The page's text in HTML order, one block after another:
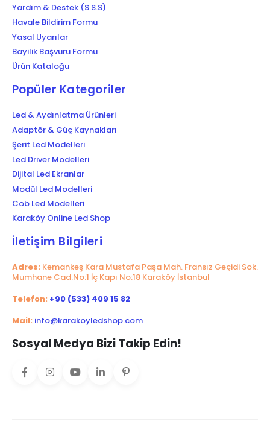
Yardım & Destek (S.S.S)
Havale Bildirim Formu
Yasal Uyarılar
Bayilik Başvuru Formu
Ürün Kataloğu
Popüler Kategoriler
Led & Aydınlatma Ürünleri
Adaptör & Güç Kaynakları
Şerit Led Modelleri
Led Driver Modelleri
Dijital Led Ekranlar
Modül Led Modelleri
Cob Led Modelleri
Karaköy Online Led Shop
İletişim Bilgileri
Adres: Kemankeş Kara Mustafa Paşa Mah. Fransız Geçidi Sok.
Mumhane Cad.No:1 İç Kapı No:18 Karaköy İstanbul
Telefon: +90 (533) 409 15 82
Mail: info@karakoyledshop.com
Sosyal Medya Bizi Takip Edin!